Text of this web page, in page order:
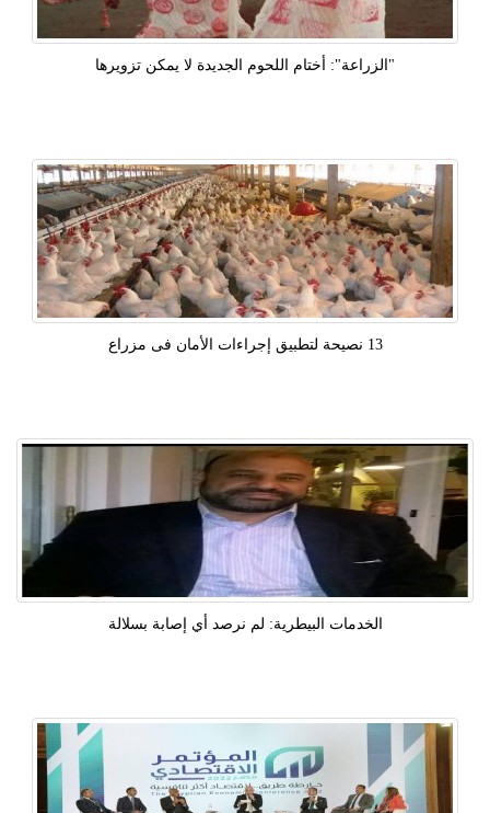
"الزراعة": أختام اللحوم الجديدة لا يمكن تزويرها
13 نصيحة لتطبيق إجراءات الأمان فى مزراع
الخدمات البيطرية: لم نرصد أي إصابة بسلالة